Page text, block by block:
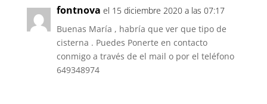
fontnova el 15 diciembre 2020 a las 07:17
Buenas María , habría que ver que tipo de
cisterna . Puedes Ponerte en contacto
conmigo a través de el mail o por el teléfono
649348974